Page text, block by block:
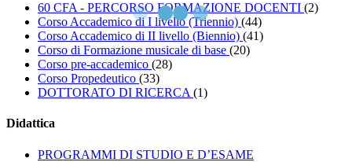
60 CFA - PERCORSO FORMAZIONE DOCENTI (2)
Corso Accademico di I livello (Triennio) (44)
Corso Accademico di II livello (Biennio) (41)
Corso di Formazione musicale di base (20)
Corso pre-accademico (28)
Corso Propedeutico (33)
DOTTORATO DI RICERCA (1)
Didattica
PROGRAMMI DI STUDIO E D’ESAME